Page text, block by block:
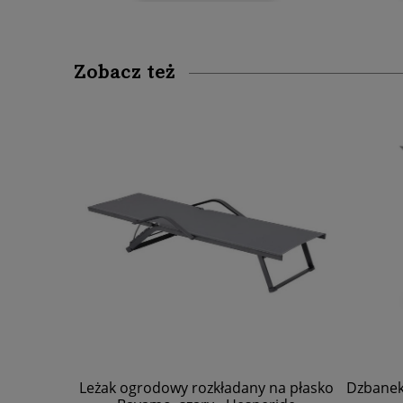
Zobacz też
Leżak ogrodowy rozkładany na płasko